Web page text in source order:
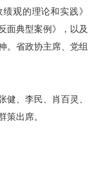
观的理论和实践》
面典型案例》，以及
。省政协主席、党组
健、李民、肖百灵、
策出席。